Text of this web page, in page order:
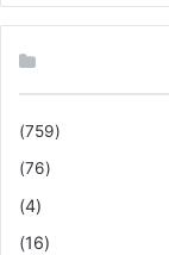
(759)
(76)
(4)
(16)